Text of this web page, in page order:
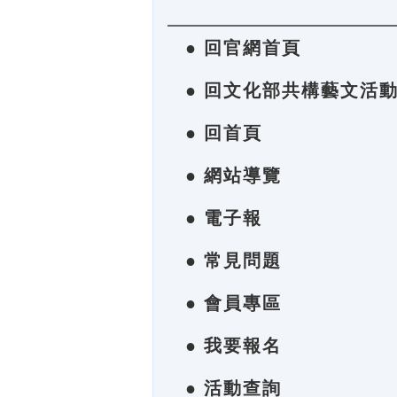
● 回官網首頁
● 回文化部共構藝文活
● 回首頁
● 網站導覽
● 電子報
● 常見問題
● 會員專區
● 我要報名
● 活動查詢